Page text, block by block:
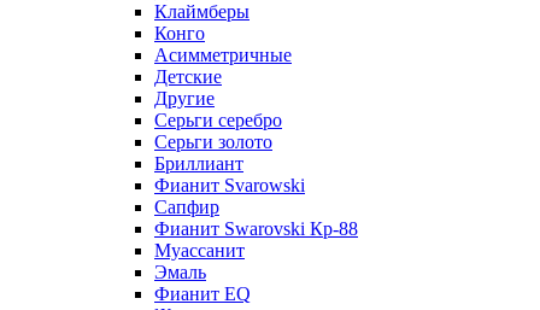
Клаймберы
Конго
Асимметричные
Детские
Другие
Серьги серебро
Серьги золото
Бриллиант
Фианит Svarowski
Сапфир
Фианит Swarovski Кр-88
Муассанит
Эмаль
Фианит EQ